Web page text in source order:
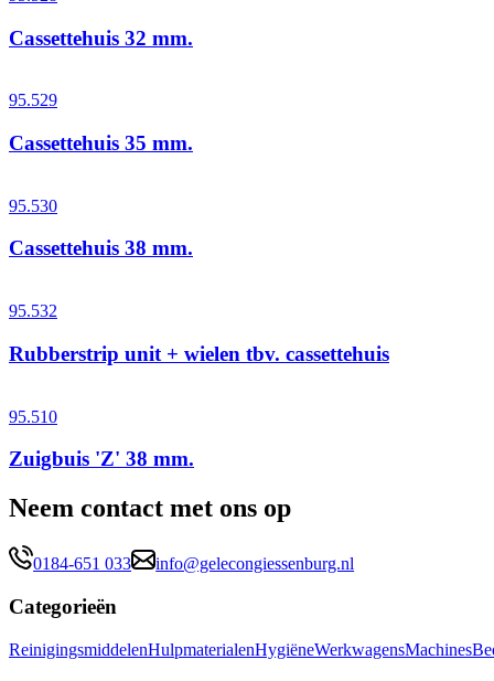
Cassettehuis 32 mm.
95.529
Cassettehuis 35 mm.
95.530
Cassettehuis 38 mm.
95.532
Rubberstrip unit + wielen tbv. cassettehuis
95.510
Zuigbuis 'Z' 38 mm.
Neem contact met ons op
0184-651 033 info@gelecongiessenburg.nl
Categorieën
ReinigingsmiddelenHulpmaterialenHygiëneWerkwagensMachines